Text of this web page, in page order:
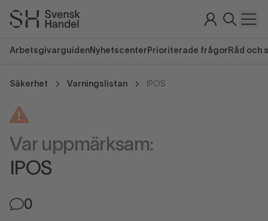
Arbetsgivarguiden Nyhetscenter Prioriterade frågor Råd och
Säkerhet Varningslistan IPOS
Var uppmärksam:
IPOS
0